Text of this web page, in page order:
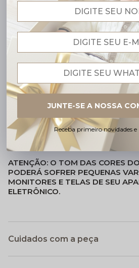
BENEFÍCIOS DO TRICÔ AMORE:
SEGURANÇA:A LINHA
100% HIPOALERGÊNICA, IDEAL
DO RECÉM-NASCIDO.
CONFORTO TÉRMICO:A
EXCELENTECAPACIDADE DE
MANTENDO O BEBÊAQUECIDO
FÁCIL DE VESTIR:
ACONCHEGO AO BEBÊ.
ALTA DURABILIDADE:
FORMATO MESMO APÓS VÁRIAS
ATENÇÃO: O TOM DAS CORES
PODERÁ SOFRER PEQUENAS
MONITORES E TELAS DE SEU
ELETRÔNICO.
Cuidados com a peça
Receba primeiro novidades
JUNTE-SE A NOSSA